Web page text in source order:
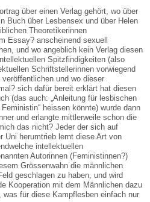
über einen Verlag gehört, wo über
Buch über Lesbensex und über Helen
Theoretikerinnen
Essay? anscheinend sexuell
und wo angeblich kein Verlag diesen
Spitzfindigkeiten (also
Schriftstellerinnen vorwiegend
und wo dieser
sich dafür bereit erklärt hat diesen
(das auch: „Anleitung für lesbischen
heissen könnte) wurde dann
und erlangte mittlerweile schon die
das nicht? Jeder der sich auf
Uni herumtrieb lernt diese Art von
intellektuellen
Autorinnen (Feministinnen?)
Grössenwahn die männlichen
geschlagen zu haben, und wird
Kooperation mit dem Männlichen dazu
für diese Kampflesben einfach nur